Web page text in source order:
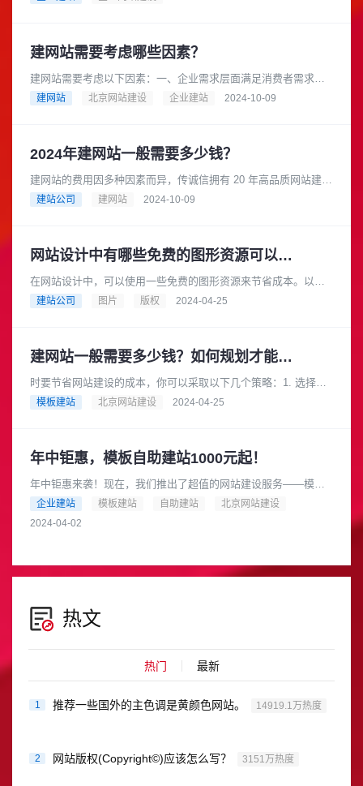
建网站需要考虑哪些因素？
建网站需要考虑以下因素：一、企业需求层面满足消费者需求：
在互联网时代，消费者在产品研究、查询地点和营业时间等方面
建网站 北京网站建设 企业建站 2024-10-09
2024年建网站一般需要多少钱？
建网站的费用因多种因素而异，传诚信拥有 20 年高品质网站建设
经验，是成熟可靠的网络品牌建设合作伙伴。在长期的发展过程
建站公司 建网站 2024-10-09
网站设计中有哪些免费的图形资源可以用于商业目的
在网站设计中，可以使用一些免费的图形资源来节省成本。以下
是一些提供免费图形资源的网站，它们都可以用于商业目的：
建站公司 图片 版权 2024-04-25
建网站一般需要多少钱？如何规划才能节省成本？
时要节省网站建设的成本，你可以采取以下几个策略：1. 选择合
适的网站类型根据你的业务需求和预算，选择适合你的网站类
模板建站 北京网站建设 2024-04-25
年中钜惠，模板自助建站1000元起！
年中钜惠来袭！现在，我们推出了超值的网站建设服务——模板
自助建站，只需1000元起！是的，你没有听错，只要1000元，就
可以拥有一个专业的网......
企业建站 模板建站 自助建站
北京网站建设
2024-04-02
热文
热门 最新
1 推荐一些国外的主色调是黄颜色网站。 14919.1万热度
2 网站版权(Copyright©)应该怎么写？ 3151万热度